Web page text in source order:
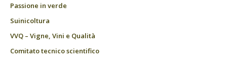
Passione in verde
Suinicoltura
VVQ – Vigne, Vini e Qualità
Comitato tecnico scientifico